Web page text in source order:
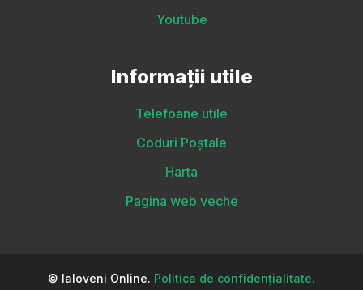
Youtube
Informații utile
Telefoane utile
Coduri Poștale
Harta
Pagina web veche
© Ialoveni Online. Politica de confidențialitate.